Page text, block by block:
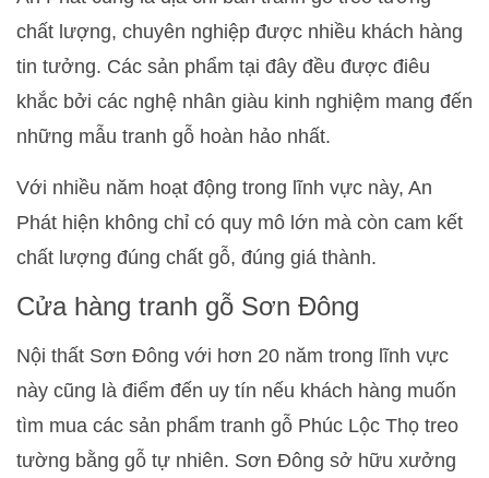
chất lượng, chuyên nghiệp được nhiều khách hàng
tin tưởng. Các sản phẩm tại đây đều được điêu
khắc bởi các nghệ nhân giàu kinh nghiệm mang đến
những mẫu tranh gỗ hoàn hảo nhất.
Với nhiều năm hoạt động trong lĩnh vực này, An
Phát hiện không chỉ có quy mô lớn mà còn cam kết
chất lượng đúng chất gỗ, đúng giá thành.
Cửa hàng tranh gỗ Sơn Đông
Nội thất Sơn Đông với hơn 20 năm trong lĩnh vực
này cũng là điểm đến uy tín nếu khách hàng muốn
tìm mua các sản phẩm tranh gỗ Phúc Lộc Thọ treo
tường bằng gỗ tự nhiên. Sơn Đông sở hữu xưởng